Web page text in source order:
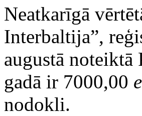
Neatkarīgā
Interbaltija”,
augustā noteiktā
gadā ir 7000,00
nodokli.